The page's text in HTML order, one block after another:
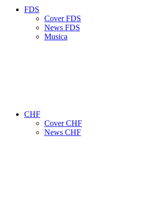
FDS
Cover FDS
News FDS
Musica
CHF
Cover CHF
News CHF